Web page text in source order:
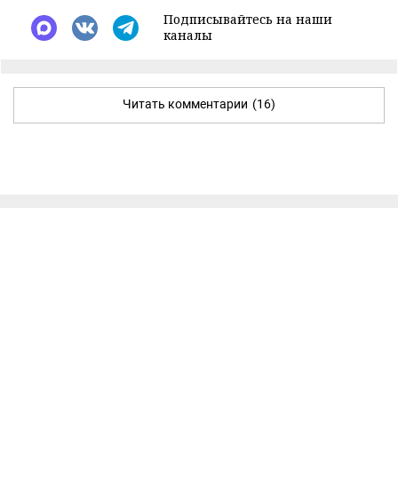
Подписывайтесь на наши
каналы
Читать комментарии (16)